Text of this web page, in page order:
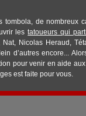
tombola, de nombreux
lestatoueurs qui
Nicolas Heraud,
d’autres encore...
pour venir en aide
est faite pour vous.